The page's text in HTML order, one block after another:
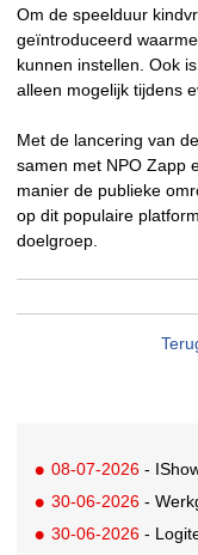
Om de speelduur
geïntroduceerd
kunnen instellen. Ook
alleen mogelijk tijdens
Met de lancering van
samen met NPO Zapp
manier de publieke
op dit populaire
doelgroep.
08-07-2026 -
30-06-2026 -
30-06-2026 - Logitech G